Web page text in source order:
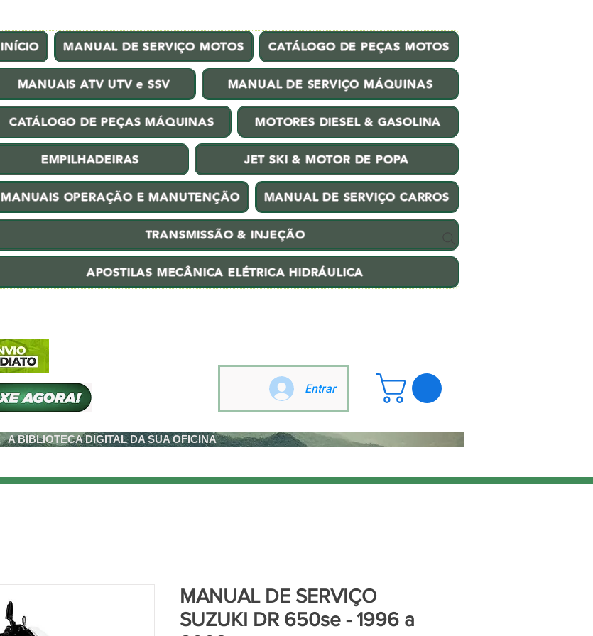
INÍCIO MANUAL DE SERVIÇO MOTOS CATÁLOGO DE PEÇAS MOTOS
MANUAIS ATV UTV e SSV MANUAL DE SERVIÇO MÁQUINAS
CATÁLOGO DE PEÇAS MÁQUINAS MOTORES DIESEL & GASOLINA
EMPILHADEIRAS JET SKI & MOTOR DE POPA
MANUAIS OPERAÇÃO E MANUTENÇÃO MANUAL DE SERVIÇO CARROS
TRANSMISSÃO & INJEÇÃO
APOSTILAS MECÂNICA ELÉTRICA HIDRÁULICA
Entrar
A BIBLIOTECA DIGITAL DA SUA OFICINA
MANUAL DE SERVIÇO
SUZUKI DR 650se - 1996 a